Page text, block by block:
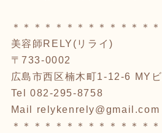
＊＊＊＊＊＊＊＊＊＊＊＊＊
美容師RELY(リライ)
〒733-0002
広島市西区楠木町1-12-6 MY
Tel 082-295-8758
Mail relykenrely@gmail.com
＊＊＊＊＊＊＊＊＊＊＊＊＊